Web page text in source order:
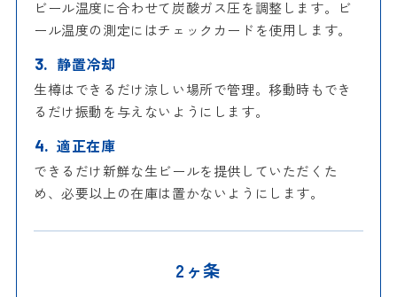
ビール温度に合わせて炭酸ガス圧を調整します。ビ
ール温度の測定にはチェックカードを使用します。
静置冷却
生樽はできるだけ涼しい場所で管理。移動時もでき
るだけ振動を与えないようにします。
適正在庫
できるだけ新鮮な生ビールを提供していただくた
め、必要以上の在庫は置かないようにします。
2ヶ条